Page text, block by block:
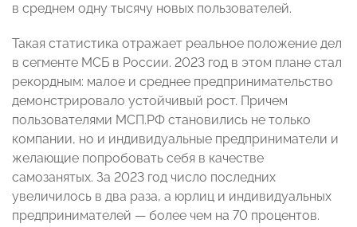
в среднем одну тысячу новых пользователей.
Такая статистика отражает реальное положение дел
в сегменте МСБ в России. 2023 год в этом плане стал
рекордным: малое и среднее предпринимательство
демонстрировало устойчивый рост. Причем
пользователями МСП.РФ становились не только
компании, но и индивидуальные предприниматели и
желающие попробовать себя в качестве
самозанятых. За 2023 год число последних
увеличилось в два раза, а юрлиц и индивидуальных
предпринимателей — более чем на 70 процентов.